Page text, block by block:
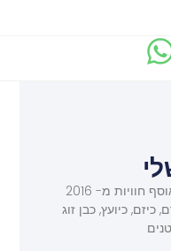
הכנסו לקרוא את הבלוג שלי, שאוסף חוויות מ- 2016
כיזם, כיועץ, כבן זוג